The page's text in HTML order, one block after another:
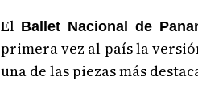
El Ballet Nacional de
primera vez al país la
una de las piezas más